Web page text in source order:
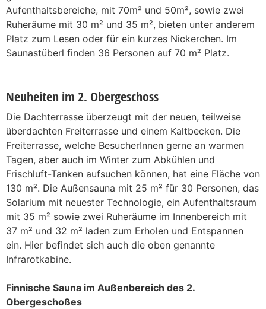
Aufenthaltsbereiche, mit 70m² und 50m², sowie zwei
Ruheräume mit 30 m² und 35 m², bieten unter anderem
Platz zum Lesen oder für ein kurzes Nickerchen. Im
Saunastüberl finden 36 Personen auf 70 m² Platz.
Neuheiten im 2. Obergeschoss
Die Dachterrasse überzeugt mit der neuen, teilweise
überdachten Freiterrasse und einem Kaltbecken. Die
Freiterrasse, welche BesucherInnen gerne an warmen
Tagen, aber auch im Winter zum Abkühlen und
Frischluft-Tanken aufsuchen können, hat eine Fläche von
130 m². Die Außensauna mit 25 m² für 30 Personen, das
Solarium mit neuester Technologie, ein Aufenthaltsraum
mit 35 m² sowie zwei Ruheräume im Innenbereich mit
37 m² und 32 m² laden zum Erholen und Entspannen
ein. Hier befindet sich auch die oben genannte
Infrarotkabine.
Finnische Sauna im Außenbereich des 2.
Obergeschoßes